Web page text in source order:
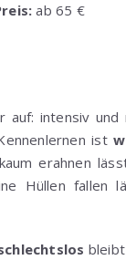
ab 65 €
intensiv
ist
kaum erahnen
Hüllen fallen